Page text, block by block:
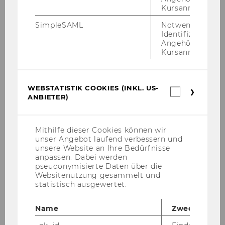
Den Be­richt zum Down­load fin­den Sie unter
Kursanmeldung.
SimpleSAML
Notwendig zur
Identifizierung
Angehörige/r für
Kursanmeldung.
WEBSTATISTIK COOKIES (INKL. US-
ANBIETER)
Mithilfe dieser Cookies können wir
unser Angebot laufend verbessern und
unsere Website an Ihre Bedürfnisse
anpassen. Dabei werden
pseudonymisierte Daten über die
Websitenutzung gesammelt und
statistisch ausgewertet.
Name
Zweck